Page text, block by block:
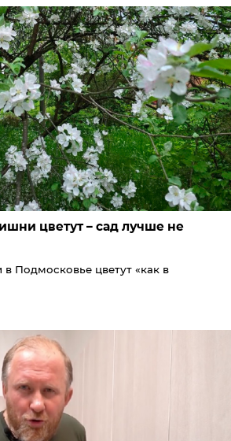
цветут – сад лучше не
Подмосковье цветут «как в